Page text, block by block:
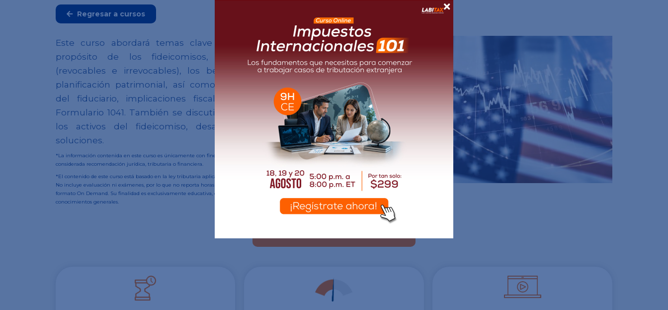
Regresar a cursos
Este curso abordará temas clave como la definición y
propósito de los fideicomisos, los diferentes tipos
(revocables e irrevocables), los beneficios fiscales y de
planificación patrimonial, así como las responsabilidades
del fiduciario, implicaciones fiscales y cómo llenar el
Formulario 1041. También se discutirá la administración de
los activos del fideicomiso, desafíos comunes y sus
soluciones.
*La información contenida en este curso es únicamente con fines educativos. Esta no debe ser
considerada recomendación jurídica, tributaria o financiera.
*El contenido de este curso está basado en la ley tributaria aplicable a la temporada de impuestos 2025.
No incluye evaluación ni exámenes, por lo que no reporta horas de educación continua (CE) bajo el
formato On Demand. Su finalidad es exclusivamente educativa, orientada a proporcionar información y
conocimientos generales.